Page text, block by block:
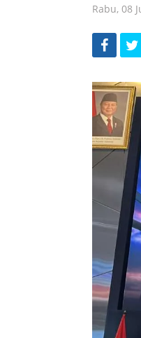
Rabu, 08